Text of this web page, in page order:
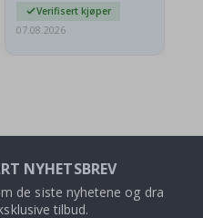
Verifisert kjøper
07.08.2026
NYHETSBREV
de siste nyhetene og dra
tilbud.